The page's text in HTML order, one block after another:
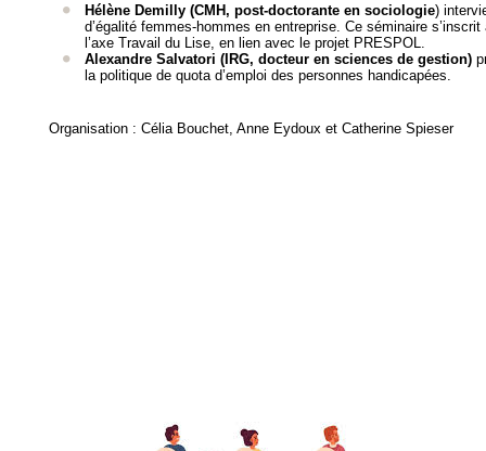
Hélène Demilly (CMH, post-doctorante en sociologie)
d’égalité femmes-hommes en entreprise. Ce séminaire
l’axe Travail du Lise, en lien avec le projet PRESPOL.
Alexandre Salvatori (IRG, docteur en sciences de gestion)
la politique de quota d’emploi des personnes handicapées.
Organisation : Célia Bouchet, Anne Eydoux et Catherine Spieser